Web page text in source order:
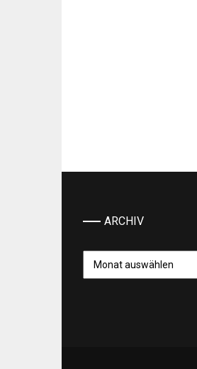
ARCHIV